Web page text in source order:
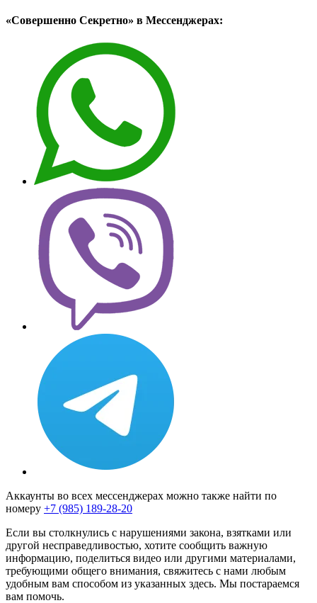
«Совершенно Секретно» в Мессенджерах:
Аккаунты во всех мессенджерах можно также найти по
номеру +7 (985) 189-28-20
Если вы столкнулись с нарушениями закона, взятками или
другой несправедливостью, хотите сообщить важную
информацию, поделиться видео или другими материалами,
требующими общего внимания, свяжитесь с нами любым
удобным вам способом из указанных здесь. Мы постараемся
вам помочь.